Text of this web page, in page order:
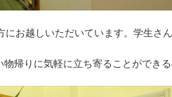
お越しいただいています。学生さ
帰りに気軽に立ち寄ることができ